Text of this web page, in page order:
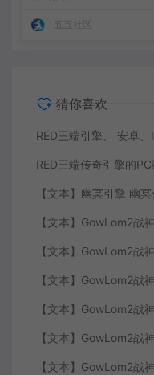
五五社区
猜你喜欢
【文本】GowLom2战